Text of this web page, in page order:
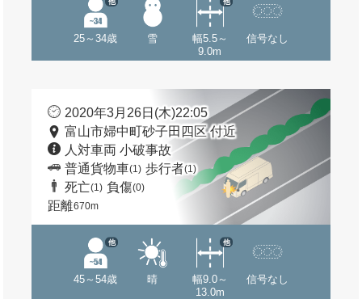
25～34歳 雪
幅5.5～
9.0m
信号なし
2020年3月26日(木)22:05
富山市婦中町砂子田四区 付近
人対車両 小破事故
普通貨物車(1) 歩行者(1)
死亡(1) 負傷(0)
距離670m
45～54歳
他
晴
幅9.0～
13.0m
他
信号なし